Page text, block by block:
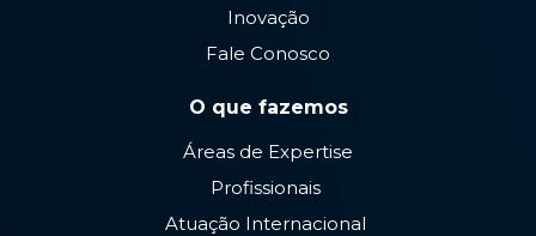
Inovação
Fale Conosco
O que fazemos
Áreas de Expertise
Profissionais
Atuação Internacional